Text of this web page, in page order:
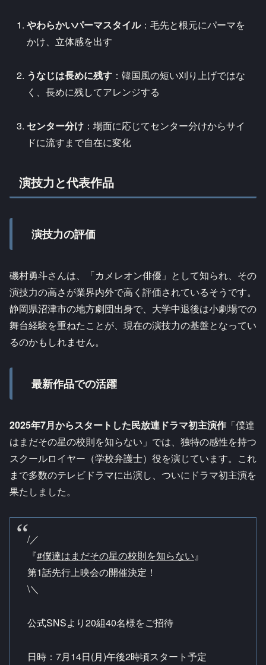
やわらかいパーマスタイル：毛先と根元にパーマを
かけ、立体感を出す
うなじは長めに残す ：韓国風の短い刈り上げではな
く、長めに残してアレンジする
センター分け ：場面に応じてセンター分けからサイ
ドに流すまで自在に変化
演技力と代表作品
演技力の評価
磯村勇斗さんは、「カメレオン俳優」として知られ、その
演技力の高さが業界内外で高く評価されているそうです。
静岡県沼津市の地方劇団出身で、大学中退後は小劇場での
舞台経験を重ねたことが、現在の演技力の基盤となってい
るのかもしれません。
最新作品での活躍
2025年7月からスタートした民放連ドラマ初主演作 「僕達
はまだその星の校則を知らない」では、独特の感性を持つ
スクールロイヤー（学校弁護士）役を演じています。これ
まで多数のテレビドラマに出演し、ついにドラマ初主演を
果たしました。
/／
『#僕達はまだその星の校則を知らない』
第1話先行上映会の開催決定！
\＼
公式SNSより20組40名様をご招待
日時：7月14日(月)午後2時頃スタート予定